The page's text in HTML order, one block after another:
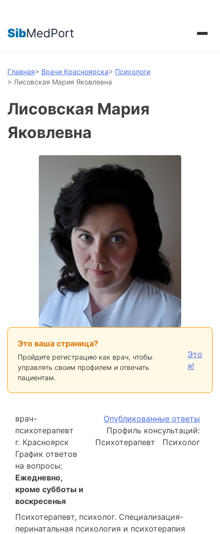
SibMedPort
Главная> Врачи Красноярска> Психологи
> Лисовская Мария Яковлевна
Лисовская Мария
Яковлевна
Это ваша страница?
Пройдите регистрацию как врач, чтобы
управлять своим профилем и отвечать
пациентам.
Это
я!
врач-
психотерапевт
г. Красноярск
График ответов
на вопросы:
Ежедневно,
кроме субботы и
воскресенья
Опубликованные ответы
Профиль консультаций:
Психотерапевт Психолог
Психотерапевт, психолог. Специализация-
перинатальная психология и психотерапия